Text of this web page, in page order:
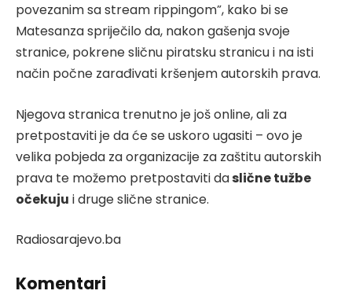
povezanim sa stream rippingom”, kako bi se
Matesanza spriječilo da, nakon gašenja svoje
stranice, pokrene sličnu piratsku stranicu i na isti
način počne zarađivati kršenjem autorskih prava.
Njegova stranica trenutno je još online, ali za
pretpostaviti je da će se uskoro ugasiti – ovo je
velika pobjeda za organizacije za zaštitu autorskih
prava te možemo pretpostaviti daslične tužbe
očekuju i druge slične stranice.
Radiosarajevo.ba
Komentari